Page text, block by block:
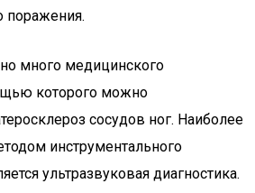
поражения.
много медицинского
которого можно
сосудов ног. Наиболее
инструментального
ультразвуковая диагностика.